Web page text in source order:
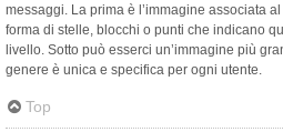
messaggi. La prima è l’immagine associata
forma di stelle, blocchi o punti che indicano
livello. Sotto può esserci un’immagine più
genere è unica e specifica per ogni utente.
Top